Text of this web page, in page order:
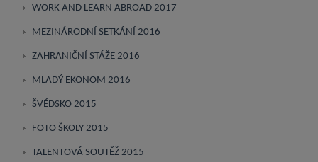
WORK AND LEARN ABROAD 2017
MEZINÁRODNÍ SETKÁNÍ 2016
ZAHRANIČNÍ STÁŽE 2016
MLADÝ EKONOM 2016
ŠVÉDSKO 2015
FOTO ŠKOLY 2015
TALENTOVÁ SOUTĚŽ 2015